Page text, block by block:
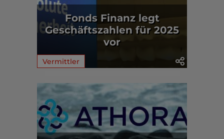
Fonds Finanz legt
Geschäftszahlen für 2025
vor
Vermittler